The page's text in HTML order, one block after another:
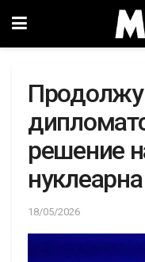
решение
18/05/2026